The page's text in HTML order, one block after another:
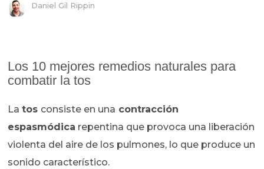
Daniel Gil Rippin
Los 10 mejores remedios naturales para
combatir la tos
Latos consiste en una contracción
espasmódica repentina que provoca una liberación
violenta del aire de los pulmones, lo que produce un
sonido característico.